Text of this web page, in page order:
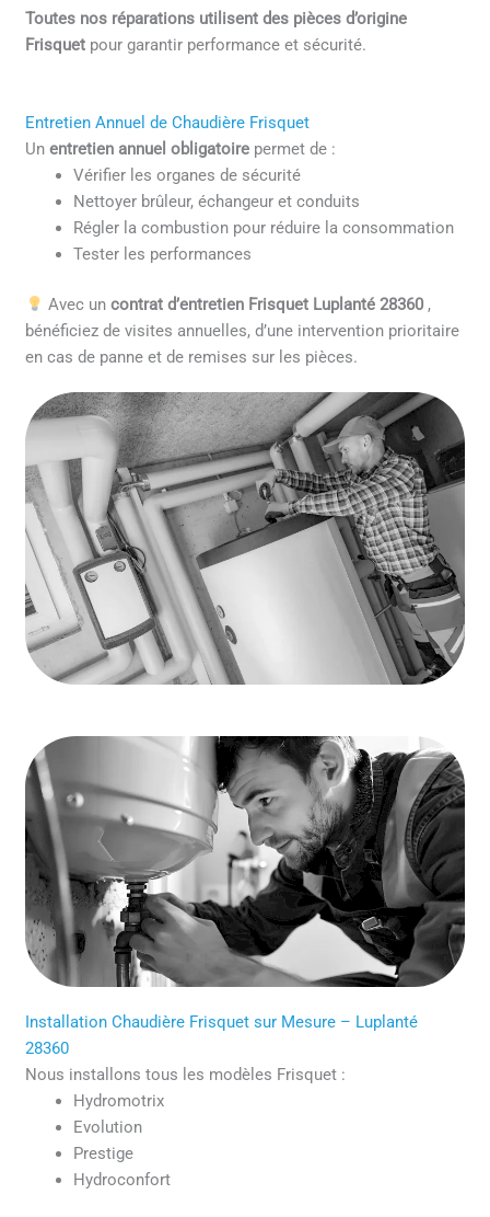
Toutes nos réparations utilisent des pièces d’origine
Frisquet pour garantir performance et sécurité.
Entretien Annuel de Chaudière Frisquet
Unentretien annuel obligatoire permet de :
Vérifier les organes de sécurité
Nettoyer brûleur, échangeur et conduits
Régler la combustion pour réduire la consommation
Tester les performances
Avec un contrat d’entretien Frisquet Luplanté 28360 ,
bénéficiez de visites annuelles, d’une intervention prioritaire
en cas de panne et de remises sur les pièces.
Installation Chaudière Frisquet sur Mesure – Luplanté
28360
Nous installons tous les modèles Frisquet :
Hydromotrix
Evolution
Prestige
Hydroconfort